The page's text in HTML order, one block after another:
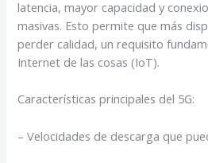
latencia, mayor capacidad y
masivas. Esto permite que más
perder calidad, un requisito
Internet de las cosas (IoT).
Características principales del 5G:
– Velocidades de descarga que